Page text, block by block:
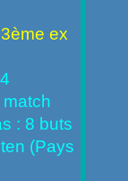
ex
: 8 buts
(Pays